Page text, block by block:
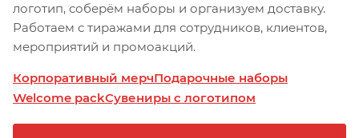
логотип, соберём наборы и организуем доставку.
Работаем с тиражами для сотрудников, клиентов,
мероприятий и промоакций.
Корпоративный мерчПодарочные наборы
Welcome packСувениры с логотипом